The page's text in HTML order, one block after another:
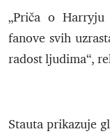
„Priča o Harryju
fanove svih
radost ljudima“,
Stauta prikazuje